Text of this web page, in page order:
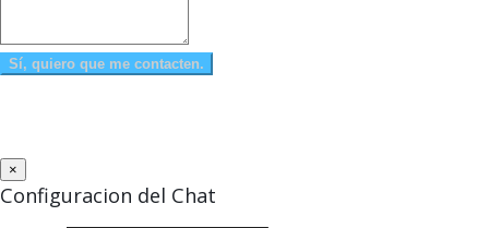
Sí, quiero que me contacten.
×
Configuracion del Chat